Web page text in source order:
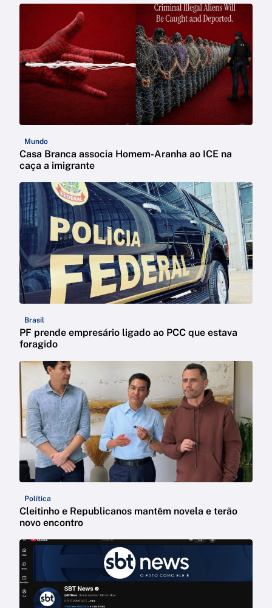
Mundo
Casa Branca associa Homem-Aranha ao ICE na
caça a imigrante
Brasil
PF prende empresário ligado ao PCC que estava
foragido
Política
Cleitinho e Republicanos mantêm novela e terão
novo encontro